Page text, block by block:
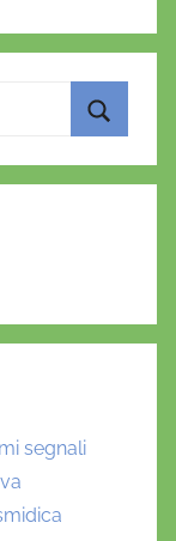
segnali